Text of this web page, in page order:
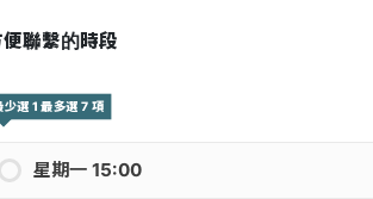
聯繫的時段
少選 1 最多選 7 項
星期一 15:00